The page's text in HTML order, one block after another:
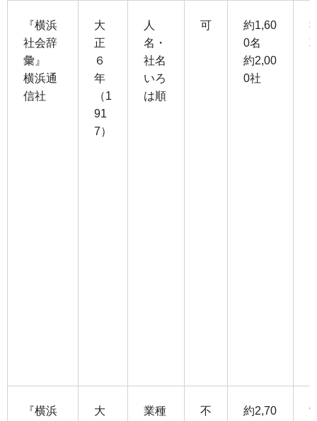
『横浜
社会辞
彙』
横浜通
信社
大
正
６
年
（1
91
7）
人
名・
社名
いろ
は順
可
約1,60
0名
約2,00
0社
『横浜
大
業種
不
約2,70